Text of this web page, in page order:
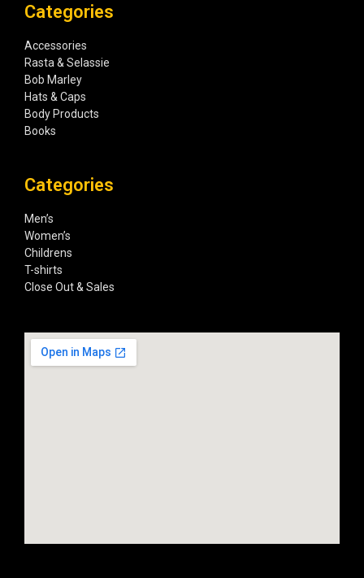
Categories
Accessories
Rasta & Selassie
Bob Marley
Hats & Caps
Body Products
Books
Categories
Men’s
Women’s
Childrens
T-shirts
Close Out & Sales